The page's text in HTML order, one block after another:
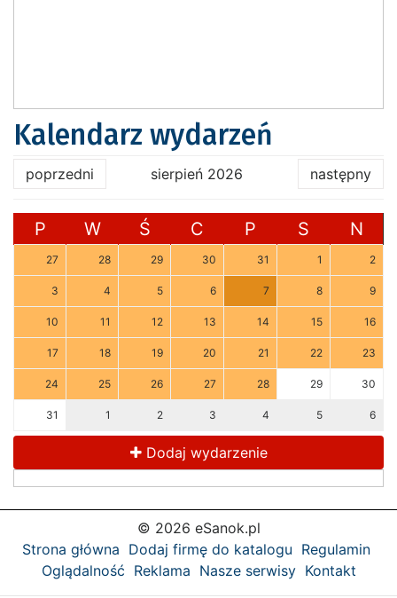
Kalendarz wydarzeń
poprzedni sierpień 2026 następny
P W Ś C P S N
27 28 29 30 31 1 2
3 4 5 6 7 8 9
10 11 12 13 14 15 16
17 18 19 20 21 22 23
24 25 26 27 28 29 30
31 1 2 3 4 5 6
Dodaj wydarzenie
© 2026 eSanok.pl
Strona główna Dodaj firmę do katalogu Regulamin
Oglądalność Reklama Nasze serwisy Kontakt